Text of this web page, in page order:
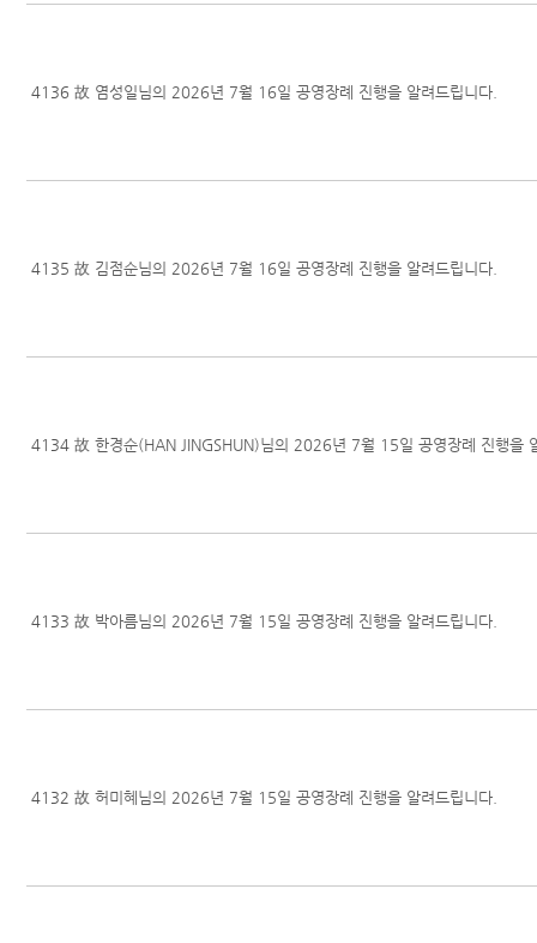
4136 故 염성일님의 2026년 7월 16일 공영장례 진행을 알려드립니다.
4135 故 김점순님의 2026년 7월 16일 공영장례 진행을 알려드립니다.
4134 故 한경순(HAN JINGSHUN)님의 2026년 7월 15일 공영장례 진행을
4133 故 박아름님의 2026년 7월 15일 공영장례 진행을 알려드립니다.
4132 故 허미혜님의 2026년 7월 15일 공영장례 진행을 알려드립니다.